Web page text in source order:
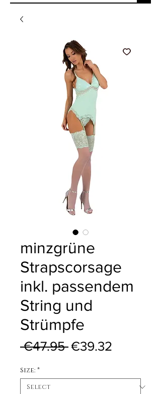
minzgrüne
Strapscorsage
inkl. passendem
String und
Strümpfe
€47.95 Regular Price
€39.32
Size: *